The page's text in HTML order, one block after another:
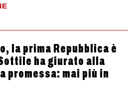
la prima Repubblica è
ha giurato alla
promessa: mai più in